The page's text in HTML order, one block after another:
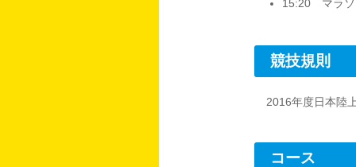
15:20
マラ
競技規則
2016年度日本陸
コース